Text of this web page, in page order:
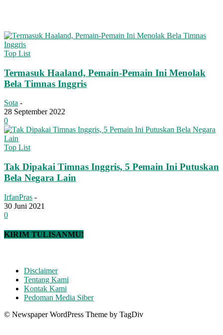
Top List
Termasuk Haaland, Pemain-Pemain Ini Menolak
Bela Timnas Inggris
Sota -
28 September 2022
0
Top List
Tak Dipakai Timnas Inggris, 5 Pemain Ini Putuskan
Bela Negara Lain
IrfanPras -
30 Juni 2021
0
KIRIM TULISANMU!
Disclaimer
Tentang Kami
Kontak Kami
Pedoman Media Siber
© Newspaper WordPress Theme by TagDiv